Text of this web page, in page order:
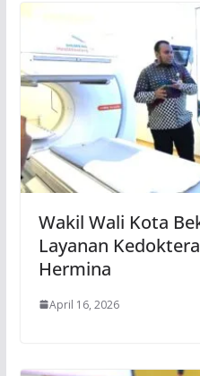
Wakil Wali Kota
Layanan
Hermina
April 16, 2026